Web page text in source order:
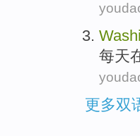
每天
更多双